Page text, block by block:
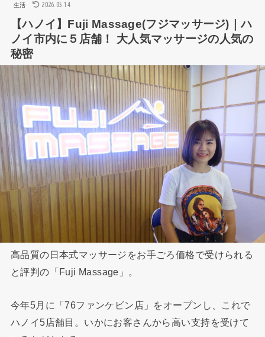
生活 2026.05.14
【ハノイ】Fuji Massage(フジマッサージ)｜ハ
ノイ市内に５店舗！ 大人気マッサージの人気の
秘密
高品質の日本式マッサージをお手ごろ価格で受けられる
と評判の「Fuji Massage」。
今年5月に「76ファンケビン店」をオープンし、これで
ハノイ5店舗目。いかにお客さんから高い支持を受けて